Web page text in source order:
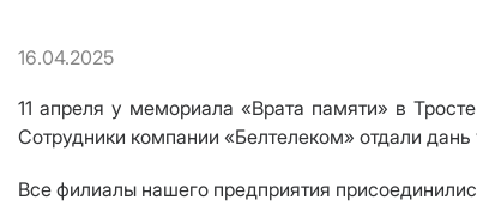
16.04.2025
11 апреля у мемориала «Врата памяти» в
Сотрудники компании «Белтелеком» отдали
Все филиалы нашего предприятия